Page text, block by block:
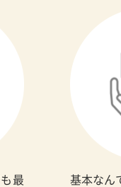
最
基本なん